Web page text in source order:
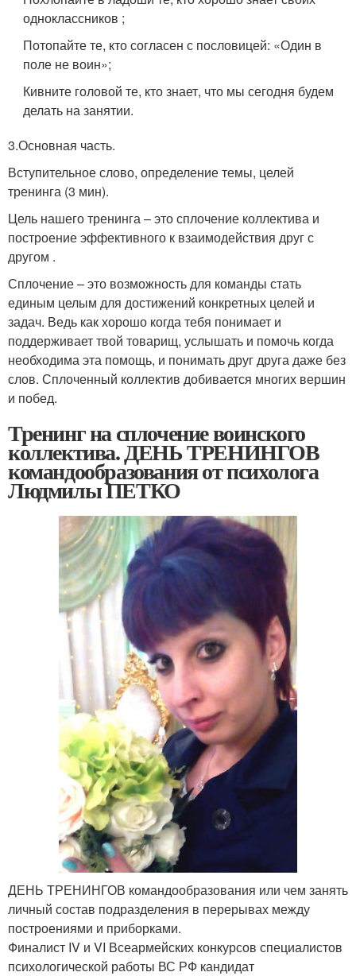
одноклассников ;
Потопайте те, кто согласен с пословицей: «Один в
поле не воин»;
Кивните головой те, кто знает, что мы сегодня будем
делать на занятии.
3.Основная часть.
Вступительное слово, определение темы, целей
тренинга (3 мин).
Цель нашего тренинга– это сплочение коллектива и
построение эффективного к взаимодействия друг с
другом .
Сплочение – это возможность для команды стать
единым целым для достижений конкретных целей и
задач. Ведь как хорошо когда тебя понимает и
поддерживает твой товарищ, услышать и помочь когда
необходима эта помощь, и понимать друг друга даже без
слов. Сплоченный коллектив добивается многих вершин
и побед.
Тренинг на сплочение воинского
коллектива. ДЕНЬ ТРЕНИНГОВ
командообразования от психолога
Людмилы ПЕТКО
ДЕНЬ ТРЕНИНГОВ командообразования или чем занять
личный состав подразделения в перерывах между
построениями и приборками.
Финалист IV и VI Всеармейских конкурсов специалистов
психологической работы ВС РФ кандидат